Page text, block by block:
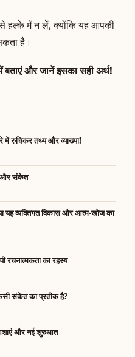
हल्के में न लें, क्योंकि यह आपकी
है।
बताएं और जानें इसका सही अर्थ!
में रुचिकर तथ्य और व्याख्या!
और संकेत
यह व्यक्तिगत विकास और आत्म-खोज का
रचनात्मकता का रहस्य
संकेत का प्रतीक है?
आशाएं और नई शुरुआत